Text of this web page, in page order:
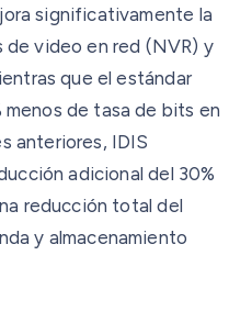
significativamente la
de video en red (NVR) y
que el estándar
de tasa de bits en
anteriores, IDIS
adicional del 30%
reducción total del
y almacenamiento